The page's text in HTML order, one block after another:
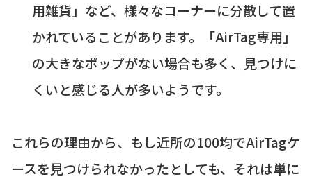
用雑貨」など、様々なコーナーに分散して置
かれていることがあります。「AirTag専用」
の大きなポップがない場合も多く、見つけに
くいと感じる人が多いようです。
これらの理由から、もし近所の100均でAirTagケ
ースを見つけられなかったとしても、それは単に